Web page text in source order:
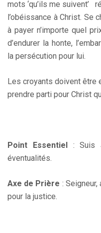
mots ‘qu’ils me suivent’
l’obéissance à Christ. Se
à payer n’importe quel
d’endurer la honte,
la persécution pour lui.
Les croyants doivent être
prendre parti pour Christ
Point Essentiel: Suis
éventualités.
Axe de Prière :
pour la justice.